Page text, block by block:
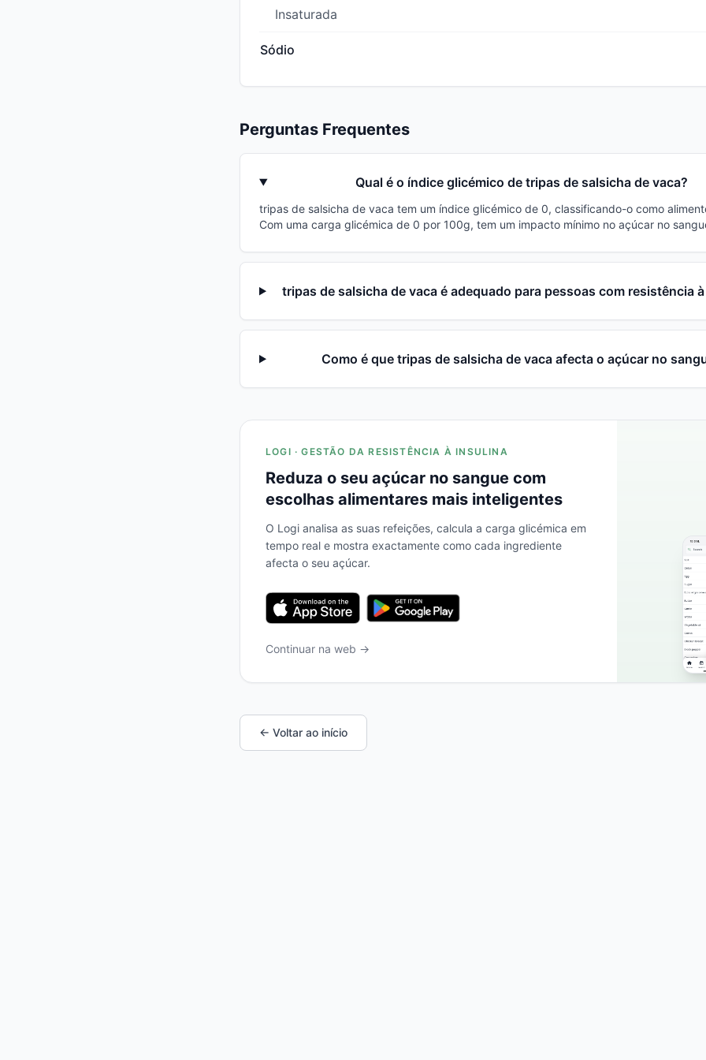
Insaturada
Sódio
Perguntas Frequentes
Qual é o índice glicémico de tripas de salsicha de vaca?
tripas de salsicha de vaca tem um índice glicémico de 0, classificando-o como
Com uma carga glicémica de 0 por 100g, tem um impacto mínimo no açúcar no
tripas de salsicha de vaca é adequado para pessoas com resistência
Como é que tripas de salsicha de vaca afecta o açúcar no
LOGI · GESTÃO DA RESISTÊNCIA À INSULINA
Reduza o seu açúcar no sangue com
escolhas alimentares mais inteligentes
O Logi analisa as suas refeições, calcula a carga glicémica em
tempo real e mostra exactamente como cada ingrediente
afecta o seu açúcar.
Continuar na web →
← Voltar ao início